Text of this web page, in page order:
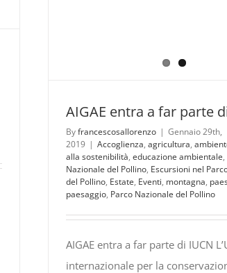
AIGAE entra a far parte
Byfrancescosallorenzo | Gennaio 29th,
2019 | Accoglienza, agricultura,
alla sostenibilità, educazione ambientale,
Nazionale del Pollino, Escursioni nel
del Pollino, Estate, Eventi, montagna,
paesaggio, Parco Nazionale del Pollino
AIGAE entra a far parte di IUCN
internazionale per la